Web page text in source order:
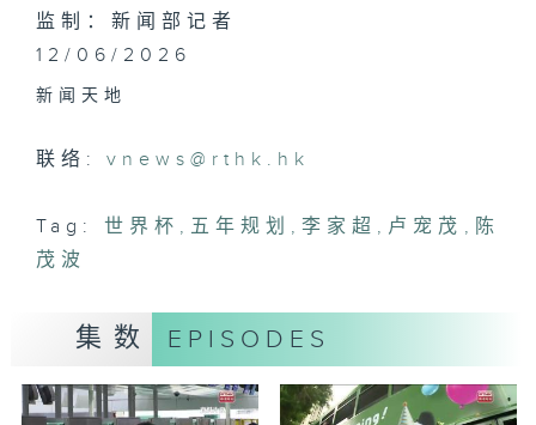
监制：新闻部记者
12/06/2026
新闻天地
联络:vnews@rthk.hk
Tag: 世界杯 , 五年规划 , 李家超 , 卢宠茂 , 陈
茂波
集数 EPISODES